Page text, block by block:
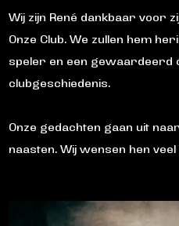
Wij zijn René dankbaar voor
Onze Club. We zullen hem
speler en een gewaardeerd
clubgeschiedenis.
Onze gedachten gaan uit
naasten. Wij wensen hen